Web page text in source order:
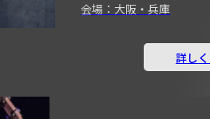
会場：大阪・兵庫
詳し